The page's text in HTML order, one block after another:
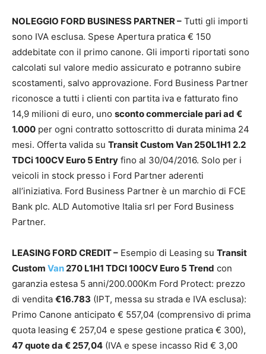
NOLEGGIO FORD BUSINESS PARTNER – Tutti gli importi
sono IVA esclusa. Spese Apertura pratica € 150
addebitate con il primo canone. Gli importi riportati sono
calcolati sul valore medio assicurato e potranno subire
scostamenti, salvo approvazione. Ford Business Partner
riconosce a tutti i clienti con partita iva e fatturato fino
14,9 milioni di euro, uno sconto commerciale pari ad €
1.000 per ogni contratto sottoscritto di durata minima 24
mesi. Offerta valida su Transit Custom Van 250L1H1 2.2
TDCi 100CV Euro 5 Entry fino al 30/04/2016. Solo per i
veicoli in stock presso i Ford Partner aderenti
all’iniziativa. Ford Business Partner è un marchio di FCE
Bank plc. ALD Automotive Italia srl per Ford Business
Partner.
LEASING FORD CREDIT – Esempio di Leasing su Transit
Custom Van 270 L1H1 TDCI 100CV Euro 5 Trend con
garanzia estesa 5 anni/200.000Km Ford Protect: prezzo
di vendita €16.783 (IPT, messa su strada e IVA esclusa):
Primo Canone anticipato € 557,04 (comprensivo di prima
quota leasing € 257,04 e spese gestione pratica € 300),
47 quote da € 257,04 (IVA e spese incasso Rid € 3,00